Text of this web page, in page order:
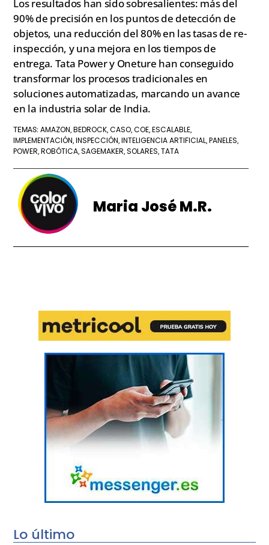
Los resultados han sido sobresalientes: más del
90% de precisión en los puntos de detección de
objetos, una reducción del 80% en las tasas de re-
inspección, y una mejora en los tiempos de
entrega. Tata Power y Oneture han conseguido
transformar los procesos tradicionales en
soluciones automatizadas, marcando un avance
en la industria solar de India.
TEMAS:AMAZON, BEDROCK,CASO,COE, ESCALABLE,
IMPLEMENTACIÓN, INSPECCIÓN, INTELIGENCIA ARTIFICIAL, PANELES,
POWER, ROBÓTICA,SAGEMAKER,SOLARES,TATA
Maria José M.R.
Lo último